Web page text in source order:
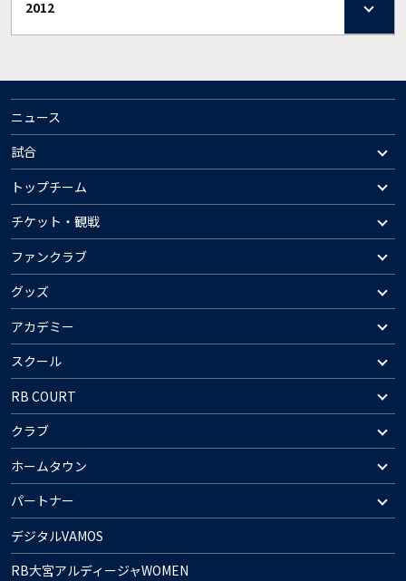
2012
ニュース
試合
トップチーム
チケット・観戦
ファンクラブ
グッズ
アカデミー
スクール
RB COURT
クラブ
ホームタウン
パートナー
デジタルVAMOS
RB大宮アルディージャWOMEN